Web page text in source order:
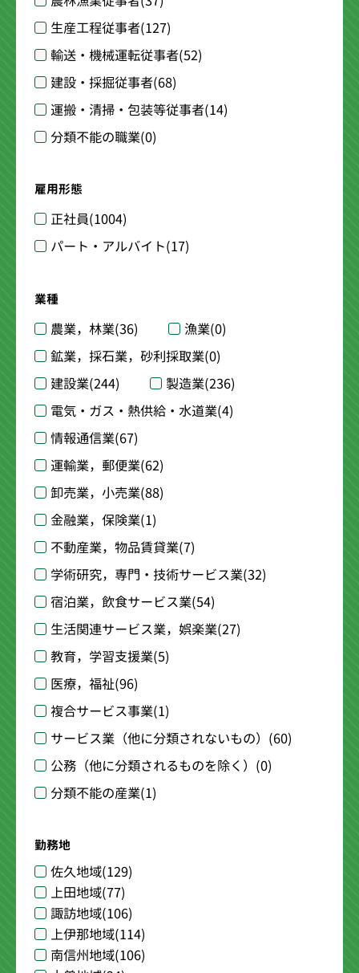
生産工程従事者(127)
輸送・機械運転従事者(52)
建設・採掘従事者(68)
運搬・清掃・包装等従事者(14)
分類不能の職業(0)
雇用形態
正社員(1004)
パート・アルバイト(17)
業種
農業，林業(36) 漁業(0)
鉱業，採石業，砂利採取業(0)
建設業(244) 製造業(236)
電気・ガス・熱供給・水道業(4)
情報通信業(67)
運輸業，郵便業(62)
卸売業，小売業(88)
金融業，保険業(1)
不動産業，物品賃貸業(7)
学術研究，専門・技術サービス業(32)
宿泊業，飲食サービス業(54)
生活関連サービス業，娯楽業(27)
教育，学習支援業(5)
医療，福祉(96)
複合サービス事業(1)
サービス業（他に分類されないもの） (60)
公務（他に分類されるものを除く） (0)
分類不能の産業(1)
勤務地
佐久地域(129)
上田地域(77)
諏訪地域(106)
上伊那地域(114)
南信州地域(106)